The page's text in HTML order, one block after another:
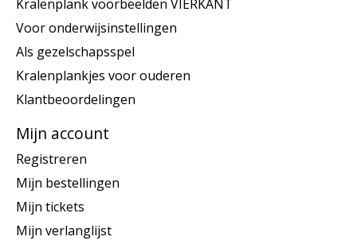
Kralenplank voorbeelden VIERKANT
Voor onderwijsinstellingen
Als gezelschapsspel
Kralenplankjes voor ouderen
Klantbeoordelingen
Mijn account
Registreren
Mijn bestellingen
Mijn tickets
Mijn verlanglijst